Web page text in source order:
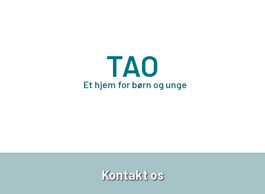
TAO
Et hjem for børn og unge
Kontakt os​